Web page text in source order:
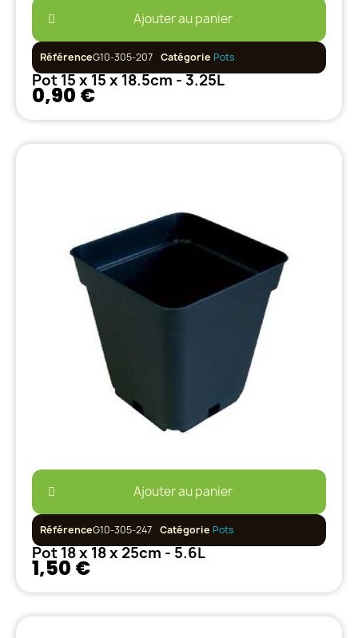
Ajouter au panier
RéférenceG10-305-207 Catégorie Pots
Pot 15 x 15 x 18.5cm - 3.25L
0,90 €
Ajouter au panier
RéférenceG10-305-247 Catégorie Pots
Pot 18 x 18 x 25cm - 5.6L
1,50 €